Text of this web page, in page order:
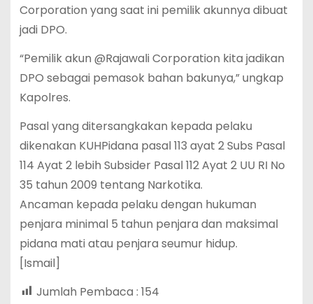
Corporation yang saat ini pemilik akunnya dibuat
jadi DPO.
“Pemilik akun @Rajawali Corporation kita jadikan
DPO sebagai pemasok bahan bakunya,” ungkap
Kapolres.
Pasal yang ditersangkakan kepada pelaku
dikenakan KUHPidana pasal 113 ayat 2 Subs Pasal
114 Ayat 2 lebih Subsider Pasal 112 Ayat 2 UU RI No
35 tahun 2009 tentang Narkotika.
Ancaman kepada pelaku dengan hukuman
penjara minimal 5 tahun penjara dan maksimal
pidana mati atau penjara seumur hidup.
[Ismail]
Jumlah Pembaca : 154